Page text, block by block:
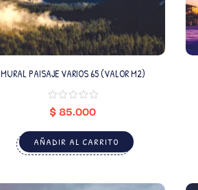
MURAL PAISAJE VARIOS 65 (VALOR M2)
$85.000
AÑADIR AL CARRITO